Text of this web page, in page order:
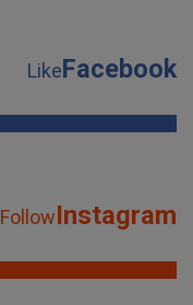
LikeFacebook
FollowInstagram